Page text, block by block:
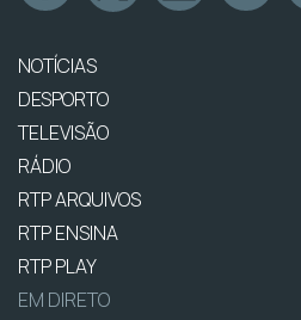
NOTÍCIAS
DESPORTO
TELEVISÃO
RÁDIO
RTP ARQUIVOS
RTP ENSINA
RTP PLAY
EM DIRETO